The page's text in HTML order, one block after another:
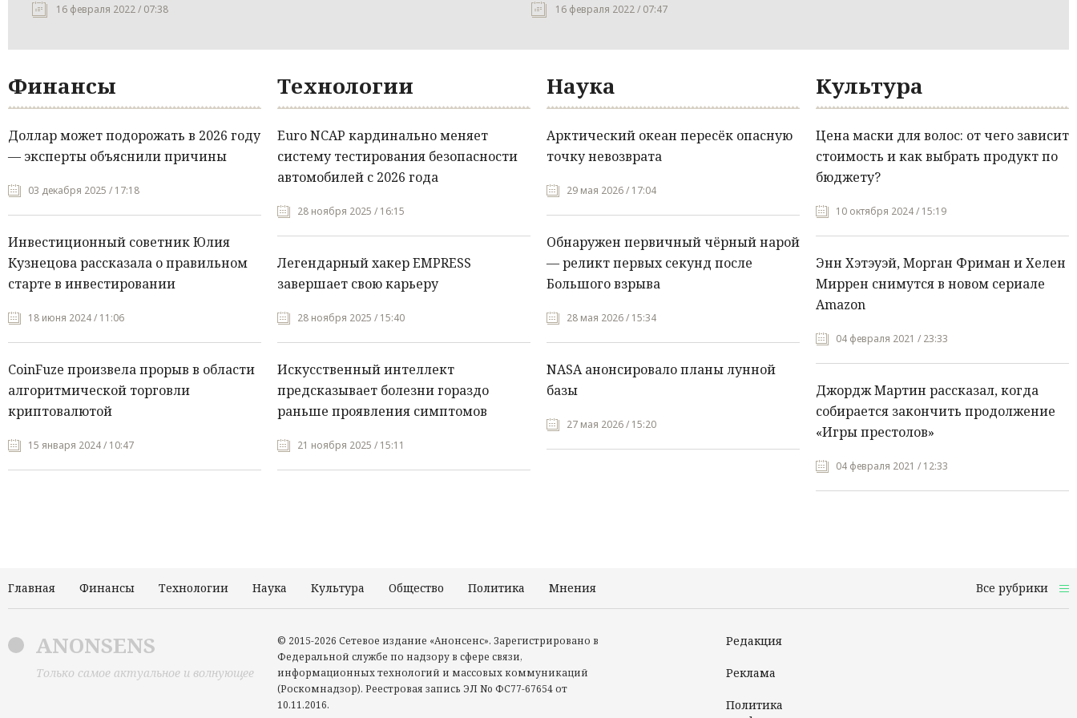
16 февраля 2022 / 07:38 16 февраля 2022 / 07:47
Финансы
Доллар может подорожать в 2026 году
— эксперты объяснили причины
03 декабря 2025 / 17:18
Инвестиционный советник Юлия
Кузнецова рассказала о правильном
старте в инвестировании
18 июня 2024 / 11:06
CoinFuze произвела прорыв в области
алгоритмической торговли
криптовалютой
15 января 2024 / 10:47
Технологии
Euro NCAP кардинально меняет
систему тестирования безопасности
автомобилей с 2026 года
28 ноября 2025 / 16:15
Легендарный хакер EMPRESS
завершает свою карьеру
28 ноября 2025 / 15:40
Искусственный интеллект
предсказывает болезни гораздо
раньше проявления симптомов
21 ноября 2025 / 15:11
Наука
Арктический океан пересёк опасную
точку невозврата
29 мая 2026 / 17:04
Обнаружен первичный чёрный нарой
— реликт первых секунд после
Большого взрыва
28 мая 2026 / 15:34
NASA анонсировало планы лунной
базы
27 мая 2026 / 15:20
Культура
Цена маски для волос: от чего зависит
стоимость и как выбрать продукт по
бюджету?
10 октября 2024 / 15:19
Энн Хэтэуэй, Морган Фриман и Хелен
Миррен снимутся в новом сериале
Amazon
04 февраля 2021 / 23:33
Джордж Мартин рассказал, когда
собирается закончить продолжение
«Игры престолов»
04 февраля 2021 / 12:33
Главная Финансы Технологии Наука Культура Общество Политика Мнения Все рубрики
ANONSENS
Только самое актуальное и волнующее
© 2015-2026 Сетевое издание «Анонсенс». Зарегистрировано в
Федеральной службе по надзору в сфере связи,
информационных технологий и массовых коммуникаций
(Роскомнадзор). Реестровая запись ЭЛ No ФС77-67654 от
10.11.2016.
Редакция
Реклама
Политика